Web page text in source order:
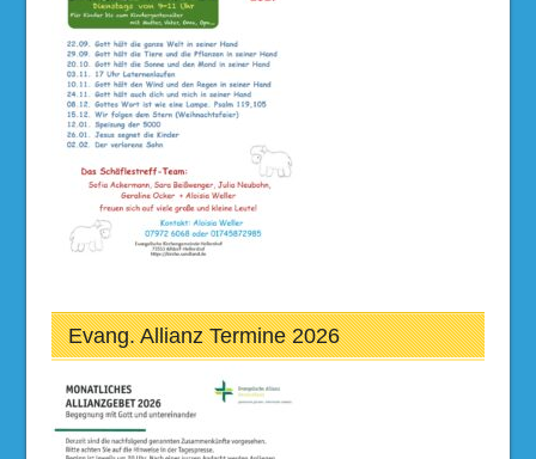
Evang. Allianz Termine 2026